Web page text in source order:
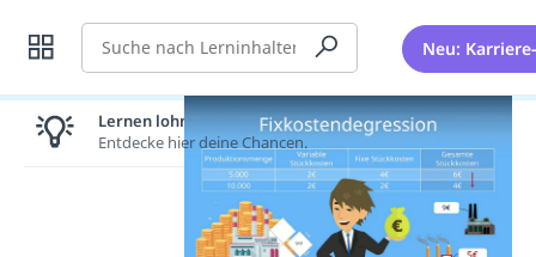
Suche Neu:
Lernen lohnt sich!
Entdecke hier deine Chancen.